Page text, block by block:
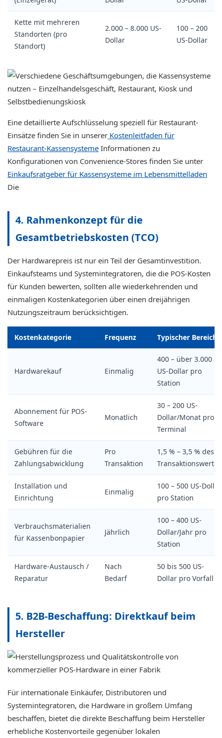
Kette mit mehreren
Standorten (pro
Standort)
2.000 – 8.000 US-
Dollar
100 – 200
US-Dollar
Eine detaillierte Aufschlüsselung speziell für Restaurant-
Einsätze finden Sie in unserer Kostenleitfaden für
Restaurant-Kassensysteme Informationen zu
Konfigurationen von Convenience-Stores finden Sie unter
Einkaufsratgeber für Kassensysteme im Lebensmittelladen
Die
4. Rahmenkonzept für die
Gesamtbetriebskosten (TCO)
Der Hardwarepreis ist nur ein Teil der Gesamtinvestition.
Einkaufsteams und Systemintegratoren, die die POS-Kosten
für Kunden bewerten, sollten alle wiederkehrenden und
einmaligen Kostenkategorien über einen dreijährigen
Nutzungszeitraum berücksichtigen.
Kostenkategorie Frequenz Typischer Bereich
Hardwarekauf Einmalig
400 – über 3.000
US-Dollar pro
Station
Abonnement für POS-
Software
Monatlich
30 – 200 US-
Dollar/Monat pro
Terminal
Gebühren für die
Zahlungsabwicklung
Pro
Transaktion
1,5 % – 3,5 % des
Transaktionswertes
Installation und
Einrichtung
Einmalig
100 – 500 US-Dollar
pro Station
Verbrauchsmaterialien
für Kassenbonpapier
Jährlich
100 – 400 US-
Dollar/Jahr pro
Station
Hardware-Austausch /
Reparatur
Nach
Bedarf
50 bis 500 US-
Dollar pro Vorfall
5. B2B-Beschaffung: Direktkauf beim
Hersteller
Für internationale Einkäufer, Distributoren und
Systemintegratoren, die Hardware in großem Umfang
beschaffen, bietet die direkte Beschaffung beim Hersteller
erhebliche Kostenvorteile gegenüber lokalen